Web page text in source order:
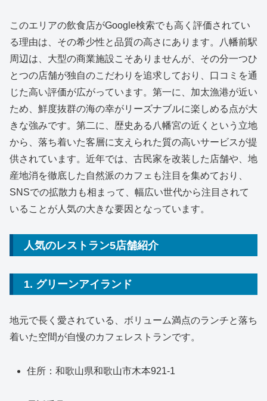
このエリアの飲食店がGoogle検索でも高く評価されてい
る理由は、その希少性と品質の高さにあります。八幡前駅
周辺は、大型の商業施設こそありませんが、その分一つひ
とつの店舗が独自のこだわりを追求しており、口コミを通
じた高い評価が広がっています。第一に、加太漁港が近い
ため、鮮度抜群の海の幸がリーズナブルに楽しめる点が大
きな強みです。第二に、歴史ある八幡宮の近くという立地
から、落ち着いた客層に支えられた質の高いサービスが提
供されています。近年では、古民家を改装した店舗や、地
産地消を徹底した自然派のカフェも注目を集めており、
SNSでの拡散力も相まって、幅広い世代から注目されて
いることが人気の大きな要因となっています。
人気のレストラン5店舗紹介
1. グリーンアイランド
地元で長く愛されている、ボリューム満点のランチと落ち
着いた空間が自慢のカフェレストランです。
住所：和歌山県和歌山市木本921-1